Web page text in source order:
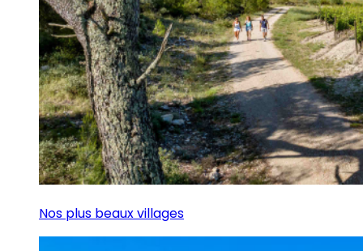
Nos plus beaux villages